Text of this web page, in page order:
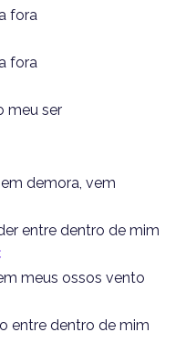
fora
fora
meu ser
demora, vem
entre dentro de mim
meus ossos vento
entre dentro de mim